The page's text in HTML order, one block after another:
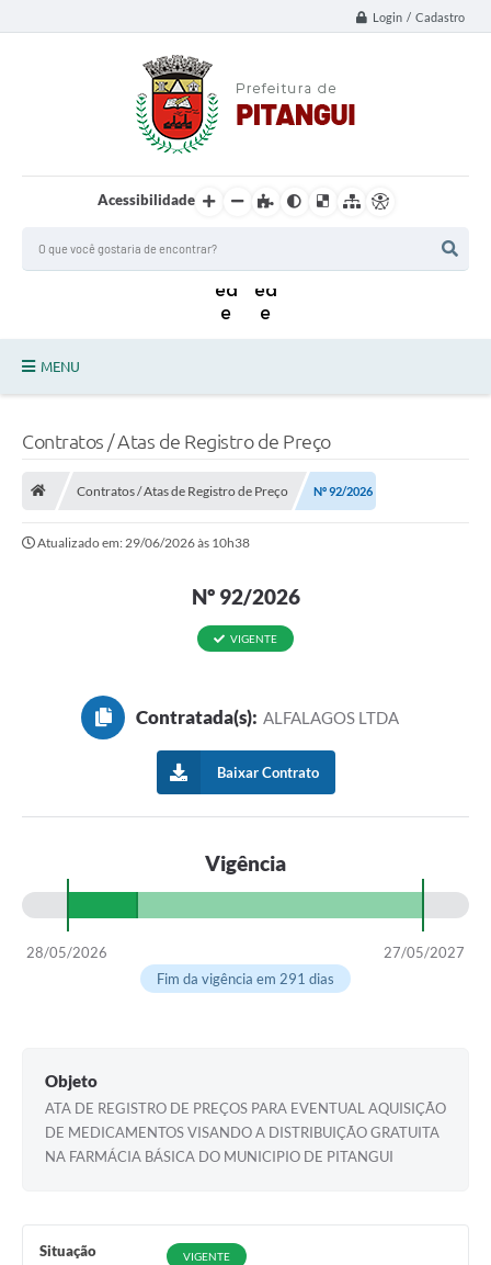
Login / Cadastro
Acessibilidade
MENU
Contratos
Arquivos
A Nossa Cidade
Arquivos para Download
Carta de Serviços
Contratos / Atas de Registro de Preço
Contratos / Atas de Registro de Preço Nº 92/2026
Atualizado em: 29/06/2026 às 10h38
Nº 92/2026
VIGENTE
Contratada(s): ALFALAGOS LTDA
Baixar Contrato
Vigência
28/05/2026
27/05/2027
Fim da vigência em 291 dias
Objeto
ATA DE REGISTRO DE PREÇOS PARA EVENTUAL AQUISIÇÃO
DE MEDICAMENTOS VISANDO A DISTRIBUIÇÃO GRATUITA
NA FARMÁCIA BÁSICA DO MUNICIPIO DE PITANGUI
Situação VIGENTE